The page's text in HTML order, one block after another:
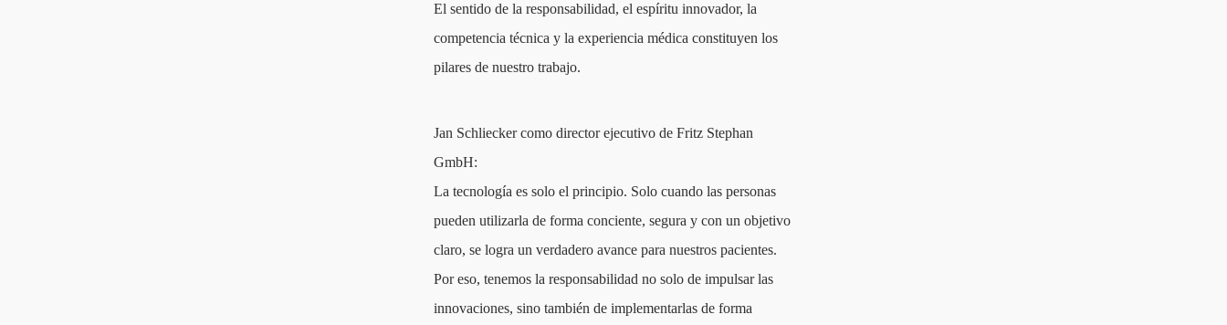
El sentido de la responsabilidad, el espíritu innovador, la
competencia técnica y la experiencia médica constituyen los
pilares de nuestro trabajo.
Jan Schliecker como director ejecutivo de Fritz Stephan
GmbH:
La tecnología es solo el principio. Solo cuando las personas
pueden utilizarla de forma conciente, segura y con un objetivo
claro, se logra un verdadero avance para nuestros pacientes.
Por eso, tenemos la responsabilidad no solo de impulsar las
innovaciones, sino también de implementarlas de forma